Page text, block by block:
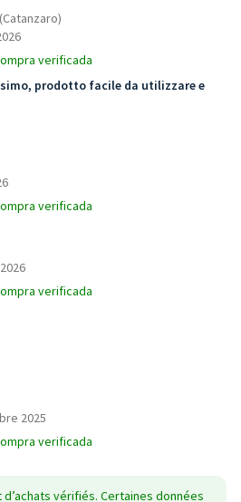
(Catanzaro)
verificada
prodotto facile da utilizzare e
verificada
verificada
2025
verificada
vérifiés. Certaines données